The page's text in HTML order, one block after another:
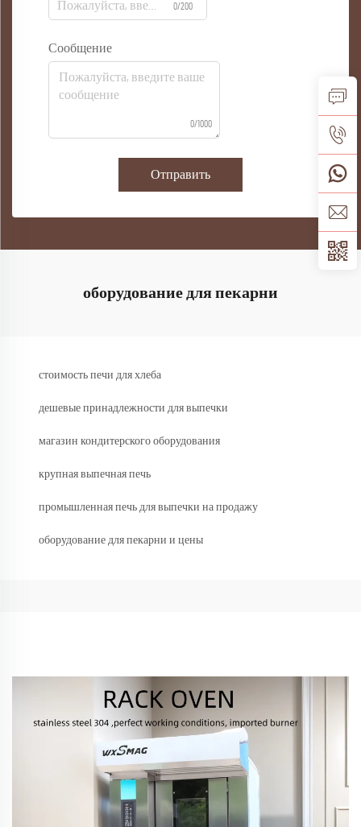
0/200
Сообщение
0/1000
Отправить
оборудование для пекарни
стоимость печи для хлеба
дешевые принадлежности для выпечки
магазин кондитерского оборудования
крупная выпечная печь
промышленная печь для выпечки на продажу
оборудование для пекарни и цены